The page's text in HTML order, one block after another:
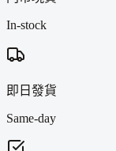
In-stock
即日發貨
Same-day